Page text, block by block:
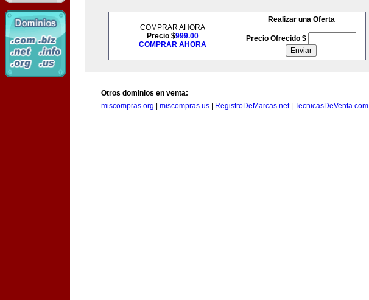
COMPRAR AHORA
Precio $999.00
COMPRAR AHORA
Realizar una Oferta
Precio Ofrecido $
Otros dominios en venta:
miscompras.org
miscompras.us RegistroDeMarcas.net| TecnicasDeVenta.com